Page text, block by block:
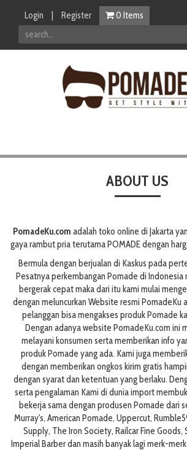
Login Register 0 Items
ABOUT US
PomadeKu.com adalah toko online di Jakarta
gaya rambut pria terutama POMADE dengan
Bermula dengan berjualan di Kaskus pada
Pesatnya perkembangan Pomade di Indonesia
bergerak cepat maka dari itu kami mulai
dengan meluncurkan Website resmi PomadeKu
pelanggan bisa mengakses produk Pomade
Dengan adanya website PomadeKu.com ini
melayani konsumen serta memberikan info
produk Pomade yang ada. Kami juga
dengan memberikan ongkos kirim gratis
dengan syarat dan ketentuan yang berlaku.
serta pengalaman Kami di dunia import
bekerja sama dengan produsen Pomade dari
Murray's, American Pomade, Uppercut,
Supply, The Iron Society, Railcar Fine Goods,
Imperial Barber dan masih banyak lagi merk-